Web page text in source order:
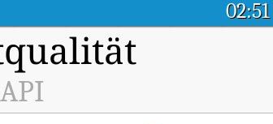
02:51